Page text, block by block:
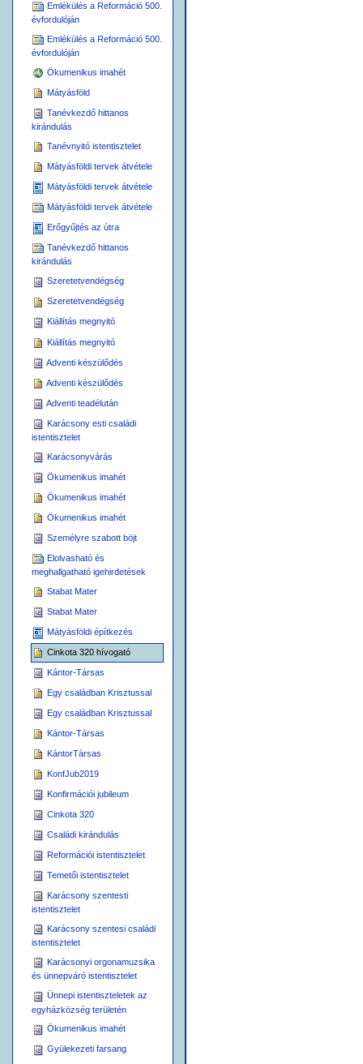
Emlékülés a Reformáció 500.
évfordulóján
Emlékülés a Reformáció 500.
évfordulóján
Ökumenikus imahét
Mátyásföld
Tanévkezdő hittanos
kirándulás
Tanévnyitó istentisztelet
Mátyásföldi tervek átvétele
Mátyásföldi tervek átvétele
Mátyásföldi tervek átvétele
Erőgyűjtés az útra
Tanévkezdő hittanos
kirándulás
Szeretetvendégség
Szeretetvendégség
Kiállítás megnyitó
Kiállítás megnyitó
Adventi készülődés
Adventi készülődés
Adventi teadélután
Karácsony esti családi
istentisztelet
Karácsonyvárás
Ökumenikus imahét
Ökumenikus imahét
Ökumenikus imahét
Személyre szabott böjt
Elolvasható és
meghallgatható igehirdetések
Stabat Mater
Stabat Mater
Mátyásföldi építkezés
Cinkota 320 hívogató
Kántor-Társas
Egy családban Krisztussal
Egy családban Krisztussal
Kántor-Társas
KántorTársas
KonfJub2019
Konfirmációi jubileum
Cinkota 320
Családi kirándulás
Reformációi istentisztelet
Temetői istentisztelet
Karácsony szentesti
istentisztelet
Karácsony szentesi családi
istentisztelet
Karácsonyi orgonamuzsika
és ünnepváró istentisztelet
Ünnepi istentiszteletek az
egyházközség területén
Ökumenikus imahét
Gyülekezeti farsang